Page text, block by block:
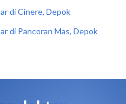
di Cinere, Depok
di Pancoran Mas, Depok